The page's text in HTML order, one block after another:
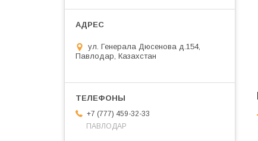
ул. Генерала Дюсенова д.154,
Павлодар, Казахстан
+7 (777) 459-32-33
ПАВЛОДАР